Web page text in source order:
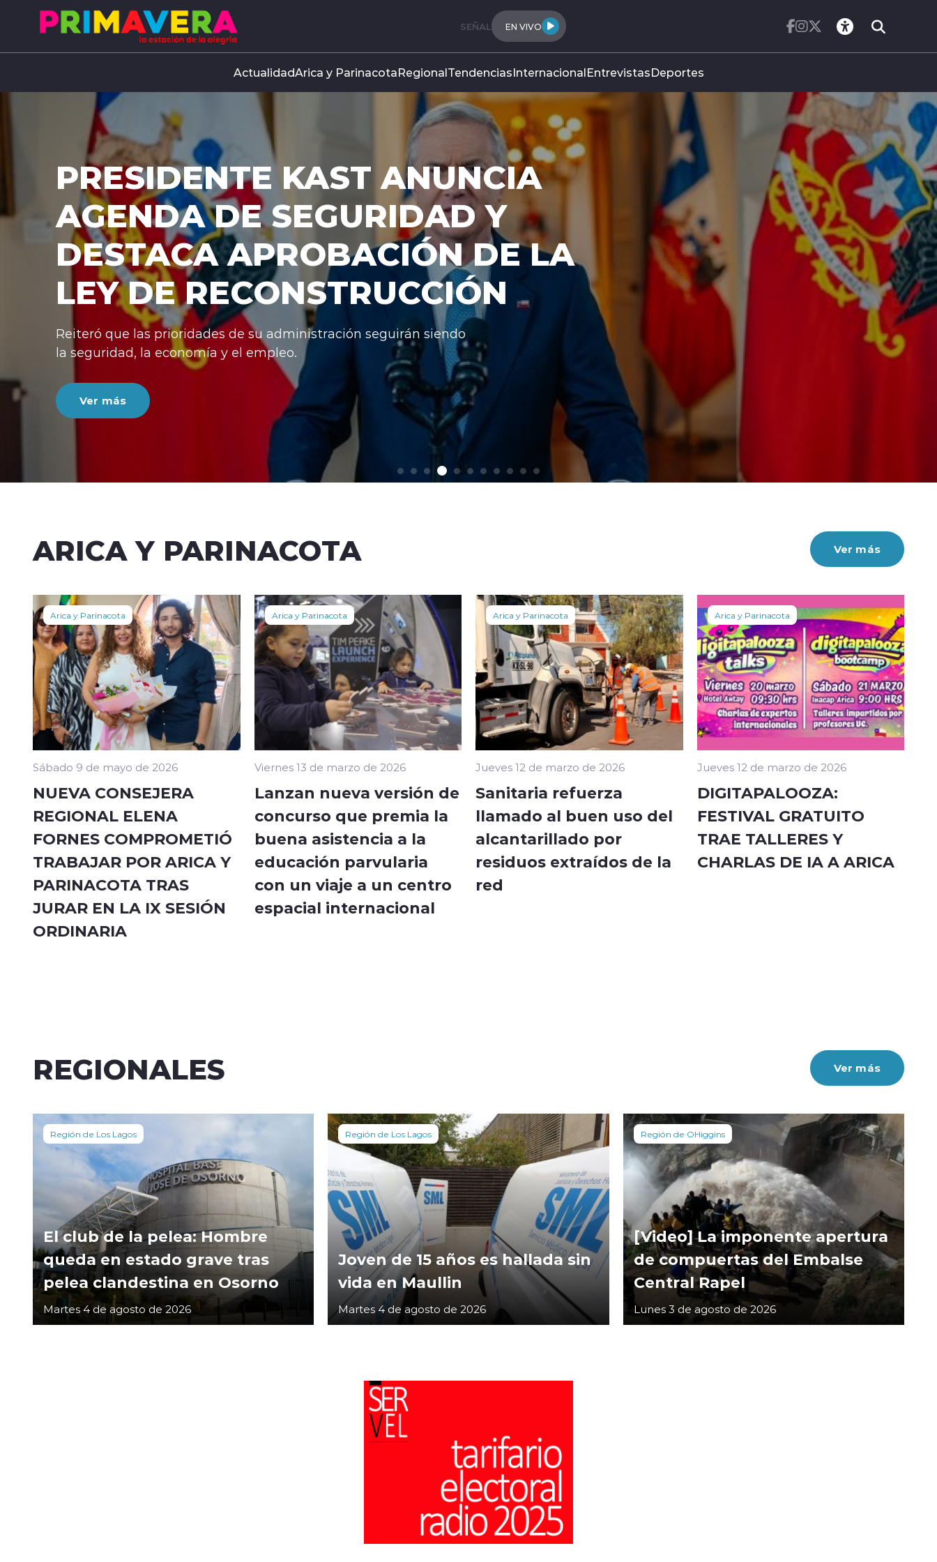
SEÑAL EN VIVO
ActualidadArica y ParinacotaRegionalTendenciasInternacionalEntrevistasDeportes
PRESIDENTE KAST ANUNCIA
AGENDA DE SEGURIDAD Y
DESTACA APROBACIÓN DE LA
LEY DE RECONSTRUCCIÓN
Reiteró que las prioridades de su administración seguirán siendo
la seguridad, la economía y el empleo.
Ver más
ARICA Y PARINACOTA Ver más
Arica y Parinacota
Sábado 9 de mayo de 2026
NUEVA CONSEJERA
REGIONAL ELENA
FORNES COMPROMETIÓ
TRABAJAR POR ARICA Y
PARINACOTA TRAS
JURAR EN LA IX SESIÓN
ORDINARIA
Arica y Parinacota
Viernes 13 de marzo de 2026
Lanzan nueva versión de
concurso que premia la
buena asistencia a la
educación parvularia
con un viaje a un centro
espacial internacional
Arica y Parinacota
Jueves 12 de marzo de 2026
Sanitaria refuerza
llamado al buen uso del
alcantarillado por
residuos extraídos de la
red
Arica y Parinacota
Jueves 12 de marzo de 2026
DIGITAPALOOZA:
FESTIVAL GRATUITO
TRAE TALLERES Y
CHARLAS DE IA A ARICA
REGIONALES Ver más
Región de Los Lagos
El club de la pelea: Hombre
queda en estado grave tras
pelea clandestina en Osorno
Martes 4 de agosto de 2026
Región de Los Lagos
Joven de 15 años es hallada sin
vida en Maullin
Martes 4 de agosto de 2026
Región de OHiggins
[Video] La imponente apertura
de compuertas del Embalse
Central Rapel
Lunes 3 de agosto de 2026